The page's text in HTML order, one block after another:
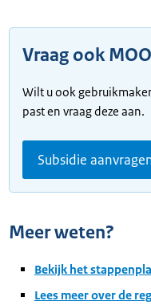
Vraag ook
Wilt u ook
past en vraag deze aan.
Subsidie
Meer weten?
Bekijk het
Lees meer over de